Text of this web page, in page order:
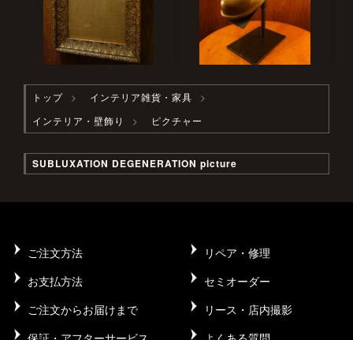
トップ
インテリア雑貨・家具
インテリア・壁飾り
ピクチャー
SUBLUXATION DEGENERATION picture
ご注文方法
リペア・修理
お支払方法
セミオーダー
ご注文からお届けまで
リース・店内撮影